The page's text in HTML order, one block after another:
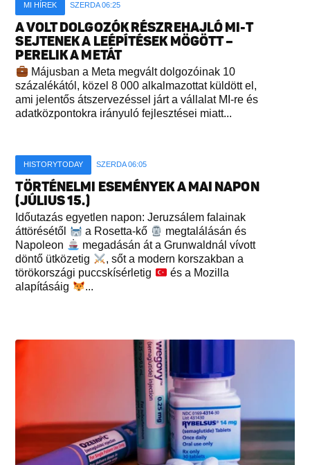
MI HÍREK SZERDA 06:25
A VOLT DOLGOZÓK RÉSZREHAJLÓ MI-T
SEJTENEK A LEÉPÍTÉSEK MÖGÖTT –
PERELIK A METÁT
Májusban a Meta megvált dolgozóinak 10
százalékától, közel 8 000 alkalmazottat küldött el,
ami jelentős átszervezéssel járt a vállalat MI-re és
adatközpontokra irányuló fejlesztései miatt...
HISTORYTODAY SZERDA 06:05
TÖRTÉNELMI ESEMÉNYEK A MAI NAPON
(JÚLIUS 15.)
Időutazás egyetlen napon: Jeruzsálem falainak
áttörésétől
a Rosetta-kő
megtalálásán és
Napoleon
megadásán át a Grunwaldnál vívott
döntő ütközetig
, sőt a modern korszakban a
törökországi puccskísérletig
és a Mozilla
alapításáig
...